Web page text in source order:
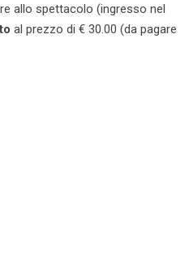
allo spettacolo (ingresso nel
al prezzo di € 30.00 (da pagare